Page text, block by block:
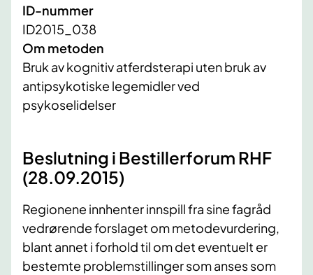
ID-nummer
ID2015_038
Om metoden
Bruk av kognitiv atferdsterapi uten bruk av
antipsykotiske legemidler ved
psykoselidelser
Beslutning i Bestillerforum RHF
(28.09.2015)
​Regionene innhenter innspill fra sine fagråd
vedrørende forslaget om metodevurdering,
blant annet i forhold til om det eventuelt er
bestemte problemstillinger som anses som